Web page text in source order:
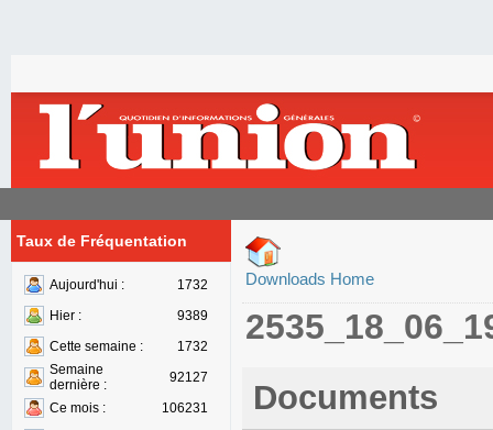
Taux de Fréquentation
Aujourd'hui :
1732
Hier :
9389
Cette semaine :
1732
Semaine
dernière :
92127
Ce mois :
106231
Downloads Home
Documents